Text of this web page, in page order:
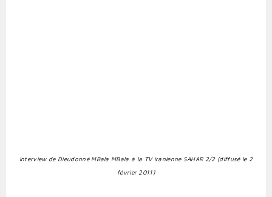
Interview de Dieudonné MBala MBala à la TV iranienne SAHAR 2/2 (diffusé le 2
février 2011)